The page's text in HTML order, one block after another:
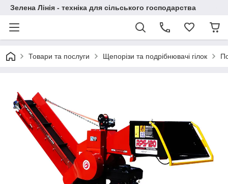
Зелена Лінія - техніка для сільського господарства
Товари та послуги Щепорізи та подрібнювачі гілок